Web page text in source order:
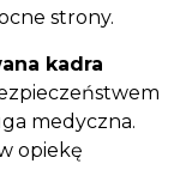
strony.
kadra
medyczna.
opiekę